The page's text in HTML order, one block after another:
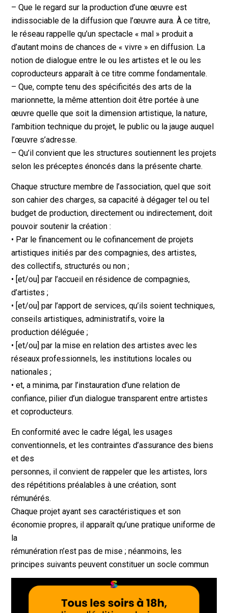
– Que le regard sur la production d’une œuvre est
indissociable de la diffusion que l’œuvre aura. À ce titre,
le réseau rappelle qu’un spectacle « mal » produit a
d’autant moins de chances de « vivre » en diffusion. La
notion de dialogue entre le ou les artistes et le ou les
coproducteurs apparaît à ce titre comme fondamentale.
– Que, compte tenu des spécificités des arts de la
marionnette, la même attention doit être portée à une
œuvre quelle que soit la dimension artistique, la nature,
l’ambition technique du projet, le public ou la jauge auquel
l’œuvre s’adresse.
– Qu’il convient que les structures soutiennent les projets
selon les préceptes énoncés dans la présente charte.
Chaque structure membre de l’association, quel que soit
son cahier des charges, sa capacité à dégager tel ou tel
budget de production, directement ou indirectement, doit
pouvoir soutenir la création :
• Par le financement ou le cofinancement de projets
artistiques initiés par des compagnies, des artistes,
des collectifs, structurés ou non ;
• [et/ou] par l’accueil en résidence de compagnies,
d’artistes ;
• [et/ou] par l’apport de services, qu’ils soient techniques,
conseils artistiques, administratifs, voire la
production déléguée ;
• [et/ou] par la mise en relation des artistes avec les
réseaux professionnels, les institutions locales ou
nationales ;
• et, a minima, par l’instauration d’une relation de
confiance, pilier d’un dialogue transparent entre artistes
et coproducteurs.
En conformité avec le cadre légal, les usages
conventionnels, et les contraintes d’assurance des biens
et des
personnes, il convient de rappeler que les artistes, lors
des répétitions préalables à une création, sont
rémunérés.
Chaque projet ayant ses caractéristiques et son
économie propres, il apparaît qu’une pratique uniforme de
la
rémunération n’est pas de mise ; néanmoins, les
principes suivants peuvent constituer un socle commun